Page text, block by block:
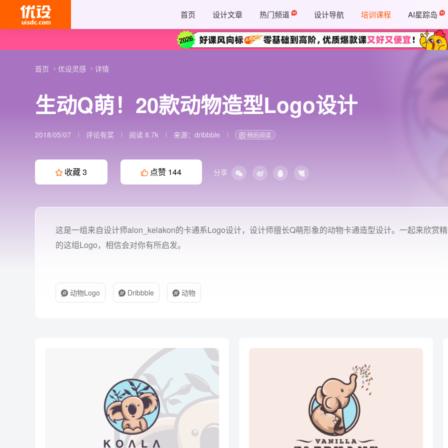
首页 设计文章 热门频道 设计导航 培训课程 AI星踪岛
首页 优设灵感 详情
生动Q萌！20款动物造型Logo设计
2018/05/07 评论有奖 阅读 8.7k 来源： dribbble 稍后阅读
收藏3 点赞 144 分享
这是一组来自设计师alon_kelakon的卡通系Logo设计，设计师擅长Q萌形象的动物卡通造型设计。一起来欣赏
的这组Logo，相信会对你有所启发。
动物Logo Dribbble 动物